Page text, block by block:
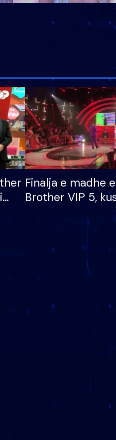
Finalja e madhe
Brother VIP 5,
banori i parë që
dhe humb
të fituar çmimin